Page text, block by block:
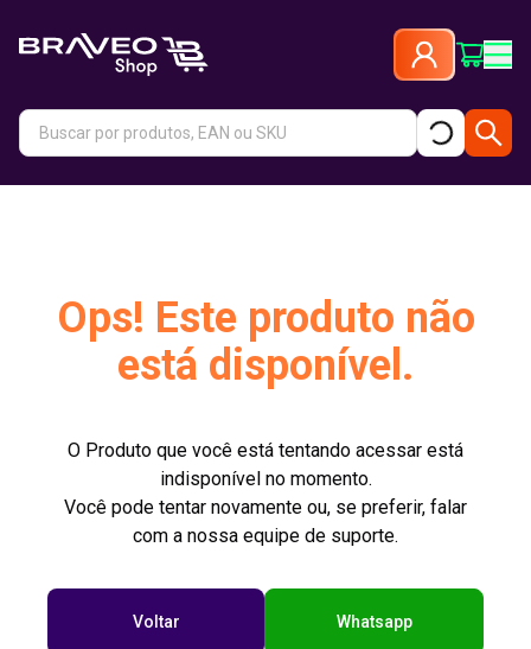
Ops! Este produto não
está disponível.
O Produto que você está tentando acessar está
indisponível no momento.
Você pode tentar novamente ou, se preferir, falar
com a nossa equipe de suporte.
Voltar Whatsapp